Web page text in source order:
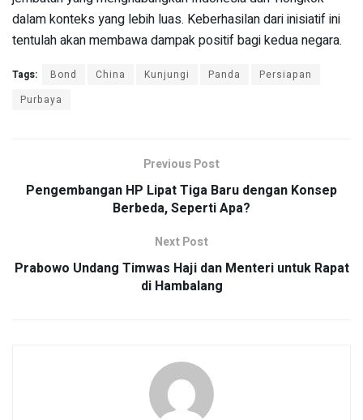
dalam konteks yang lebih luas. Keberhasilan dari inisiatif ini
tentulah akan membawa dampak positif bagi kedua negara.
Tags: Bond China Kunjungi Panda
Persiapan
Purbaya
Previous Post
Pengembangan HP Lipat Tiga Baru dengan Konsep
Berbeda, Seperti Apa?
Next Post
Prabowo Undang Timwas Haji dan Menteri untuk Rapat
di Hambalang